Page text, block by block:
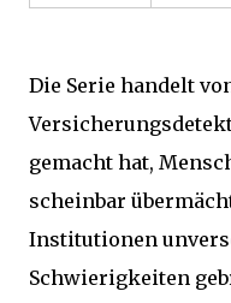
Die Serie handelt
gemacht hat,
scheinbar
Institutionen
Schwierigkeiten